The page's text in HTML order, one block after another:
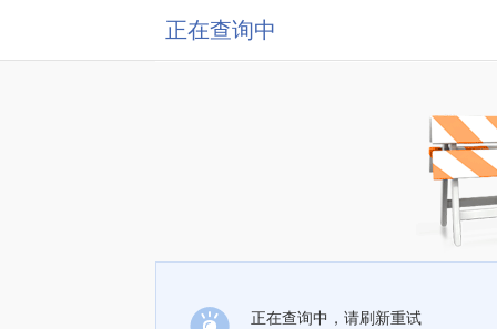
正在查询中
正在查询中，请刷新重试